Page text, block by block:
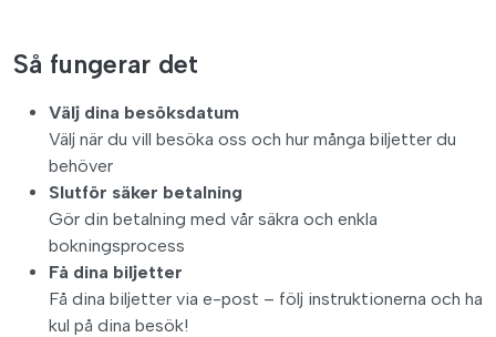
Så fungerar det
Välj dina besöksdatum
Välj när du vill besöka oss och hur många biljetter du
behöver
Slutför säker betalning
Gör din betalning med vår säkra och enkla
bokningsprocess
Få dina biljetter
Få dina biljetter via e-post – följ instruktionerna och ha
kul på dina besök!